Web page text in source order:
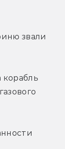
звали
корабль